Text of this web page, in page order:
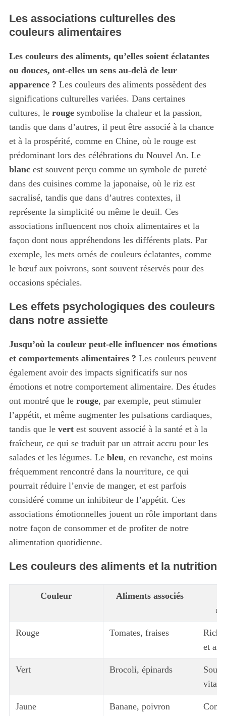
Les associations culturelles des
couleurs alimentaires
Les couleurs des aliments, qu’elles soient éclatantes
ou douces, ont-elles un sens au-delà de leur
apparence ? Les couleurs des aliments possèdent des
significations culturelles variées. Dans certaines
cultures, le rougesymbolise la chaleur et la passion,
tandis que dans d’autres, il peut être associé à la chance
et à la prospérité, comme en Chine, où le rouge est
prédominant lors des célébrations du Nouvel An. Le
blancest souvent perçu comme un symbole de pureté
dans des cuisines comme la japonaise, où le riz est
sacralisé, tandis que dans d’autres contextes, il
représente la simplicité ou même le deuil. Ces
associations influencent nos choix alimentaires et la
façon dont nous appréhendons les différents plats. Par
exemple, les mets ornés de couleurs éclatantes, comme
le bœuf aux poivrons, sont souvent réservés pour des
occasions spéciales.
Les effets psychologiques des couleurs
dans notre assiette
Jusqu’où la couleur peut-elle influencer nos émotions
et comportements alimentaires ? Les couleurs peuvent
également avoir des impacts significatifs sur nos
émotions et notre comportement alimentaire. Des études
ont montré que le rouge, par exemple, peut stimuler
l’appétit, et même augmenter les pulsations cardiaques,
tandis que le vertest souvent associé à la santé et à la
fraîcheur, ce qui se traduit par un attrait accru pour les
salades et les légumes. Le bleu, en revanche, est moins
fréquemment rencontré dans la nourriture, ce qui
pourrait réduire l’envie de manger, et est parfois
considéré comme un inhibiteur de l’appétit. Ces
associations émotionnelles jouent un rôle important dans
notre façon de consommer et de profiter de notre
alimentation quotidienne.
Les couleurs des aliments et la nutrition
Couleur
Aliments associés
Rouge Tomates, fraises
et
Vert Brocoli, épinards
Jaune
Banane, poivron